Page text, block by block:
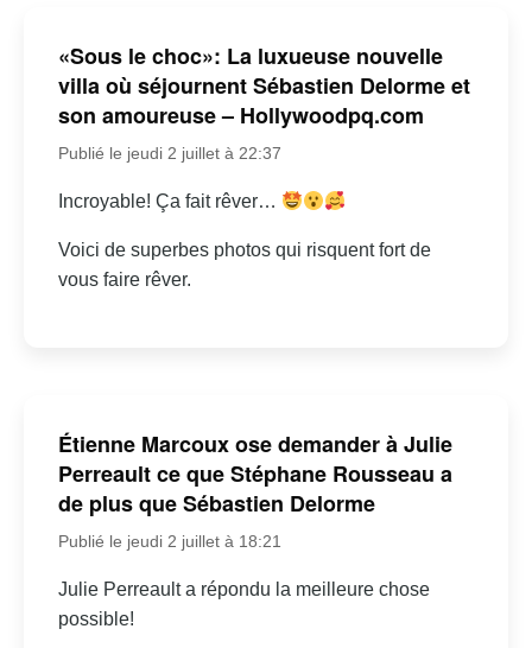
«Sous le choc»: La luxueuse nouvelle
villa où séjournent Sébastien Delorme et
son amoureuse – Hollywoodpq.com
Publié le jeudi 2 juillet à 22:37
Incroyable! Ça fait rêver…
Voici de superbes photos qui risquent fort de
vous faire rêver.
Étienne Marcoux ose demander à Julie
Perreault ce que Stéphane Rousseau a
de plus que Sébastien Delorme
Publié le jeudi 2 juillet à 18:21
Julie Perreault a répondu la meilleure chose
possible!